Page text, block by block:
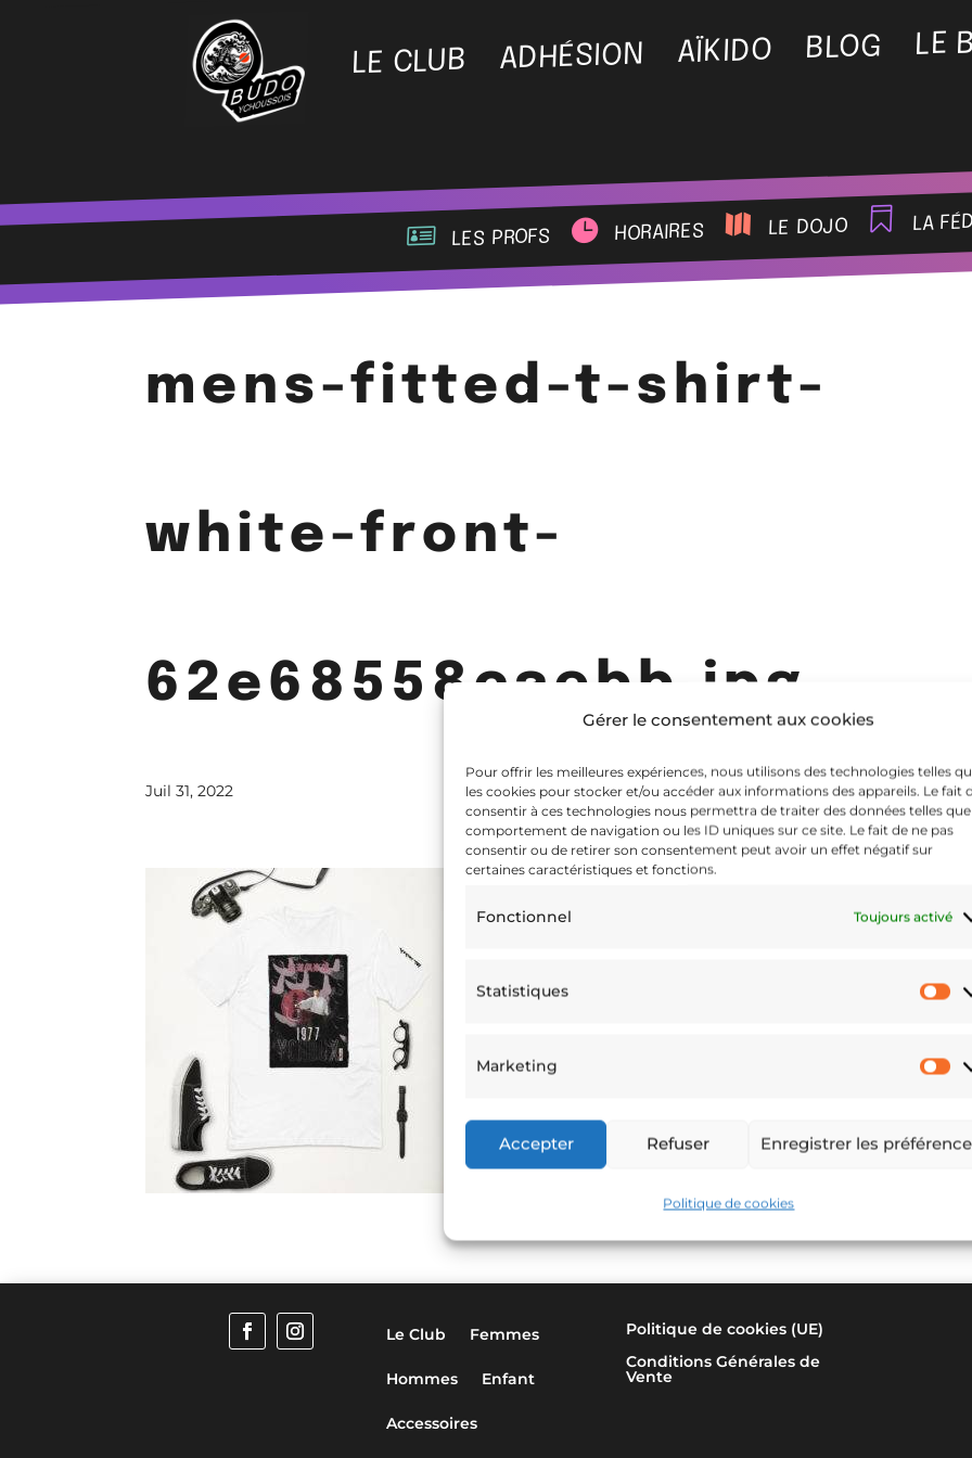
Gérer le consentement aux cookies
Pour offrir les meilleures expériences, nous utilisons des technologies telles
les cookies pour stocker et/ou accéder aux informations des appareils. Le fait
consentir à ces technologies nous permettra de traiter des données telles
comportement de navigation ou les ID uniques sur ce site. Le fait de ne pas
consentir ou de retirer son consentement peut avoir un effet négatif sur
certaines caractéristiques et fonctions.
Fonctionnel Toujours activé
Statistiques
Marketing
Accepter Refuser Enregistrer les
Politique de cookies
LE CLUB ADHÉSION AÏKIDO BLOG LE
les profs horaires le dojo la
mens-fitted-t-shirt-
white-front-
62e68558caebb.jpg
Juil 31, 2022
Le Club Femmes
Hommes Enfant
Accessoires
Politique de cookies (UE)
Conditions Générales de
Vente